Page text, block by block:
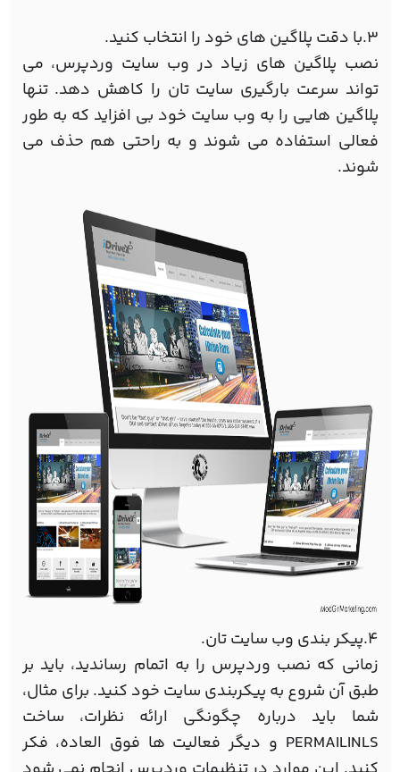
3.با دقت پلاگین های خود را انتخاب کنید.
نصب پلاگین های زیاد در وب سایت وردپرس، می
تواند سرعت بارگیری سایت تان را کاهش دهد. تنها
پلاگین هایی را به وب سایت خود بی افزاید که به طور
فعالی استفاده می شوند و به راحتی هم حذف می
شوند.
4.پیکر بندی وب سایت تان.
زمانی که نصب وردپرس را به اتمام رساندید، باید بر
طبق آن شروع به پیکربندی سایت خود کنید. برای مثال،
شما باید درباره چگونگی ارائه نظرات، ساخت
PERMAILINLS و دیگر فعالیت ها فوق العاده، فکر